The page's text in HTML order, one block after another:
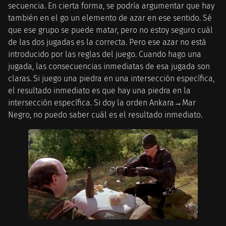
secuencia. En cierta forma, se podría argumentar que hay
también en el go un elemento de azar en ese sentido. Sé
que ese grupo se puede matar, pero no estoy seguro cuál
de las dos jugadas es la correcta. Pero ese azar no está
introducido por las reglas del juego. Cuando hago una
jugada, las consecuencias inmediatas de esa jugada son
claras. Si juego una piedra en una intersección específica,
el resultado inmediato es que hay una piedra en la
intersección específica. Si doy la orden Ankara→Mar
Negro, no puedo saber cuál es el resultado inmediato.